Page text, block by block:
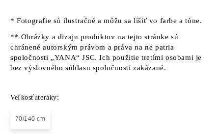
* Fotografie sú ilustračné a môžu sa líšiť vo farbe a tóne.
** Obrázky a dizajn produktov na tejto stránke sú
chránené autorským právom a práva na ne patria
spoločnosti „YANA“ JSC. Ich použitie tretími osobami je
bez výslovného súhlasu spoločnosti zakázané.
Veľkosťuteráky:
70/140 cm